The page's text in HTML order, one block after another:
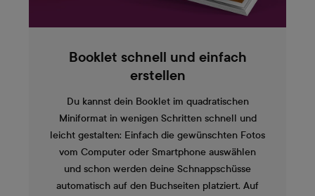
Booklet schnell und einfach
erstellen
Du kannst dein Booklet im quadratischen
Miniformat in wenigen Schritten schnell und
leicht gestalten: Einfach die gewünschten Fotos
vom Computer oder Smartphone auswählen
und schon werden deine Schnappschüsse
automatisch auf den Buchseiten platziert. Auf